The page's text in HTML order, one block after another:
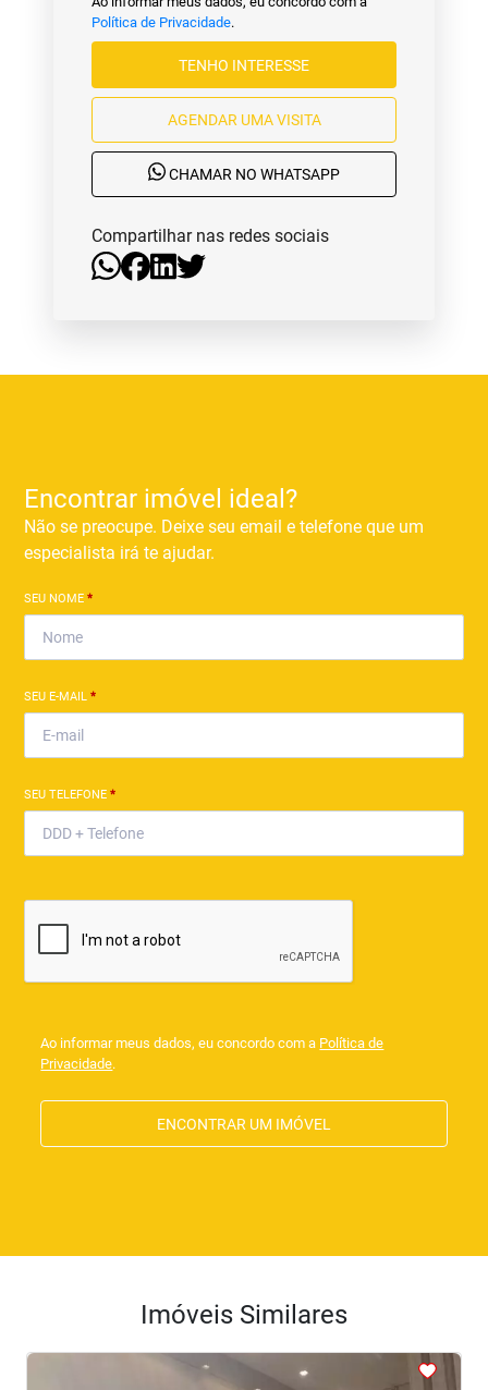
Política de Privacidade.
TENHO INTERESSE
AGENDAR UMA VISITA
CHAMAR NO WHATSAPP
Compartilhar nas redes sociais
Encontrar imóvel ideal?
Não se preocupe. Deixe seu email e telefone que um
especialista irá te ajudar.
SEU NOME*
SEU E-MAIL*
SEU TELEFONE*
Ao informar meus dados, eu concordo com a Política de
Privacidade.
ENCONTRAR UM IMÓVEL
Imóveis Similares